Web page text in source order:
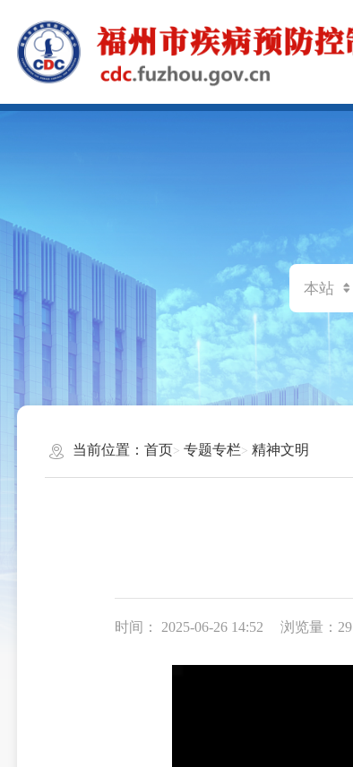
当前位置： 首页 专题专栏 精神文明
时间： 2025-06-26 14:52 浏览量：29